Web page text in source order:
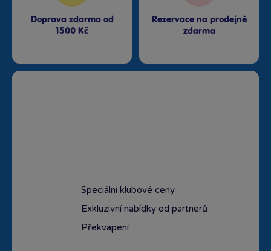
Doprava zdarma od
1500 Kč
Rezervace na prodejně
zdarma
Speciální klubové ceny
Exkluzivní nabídky od partnerů
Překvapení